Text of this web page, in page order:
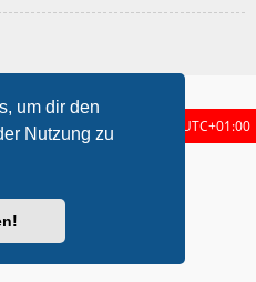
um dir den
Nutzung zuAlle Zeiten sind UTC+01:00
phpBB.de